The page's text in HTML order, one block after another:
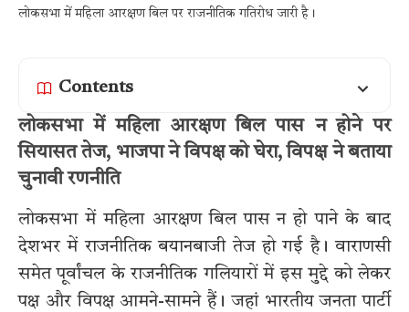
लोकसभा में महिला आरक्षण बिल पर राजनीतिक गतिरोध जारी है।
Contents
लोकसभा में महिला आरक्षण बिल पास न होने पर
सियासत तेज, भाजपा ने विपक्ष को घेरा, विपक्ष ने बताया
चुनावी रणनीति
लोकसभा में महिला आरक्षण बिल पास न हो पाने के बाद
देशभर में राजनीतिक बयानबाजी तेज हो गई है। वाराणसी
समेत पूर्वांचल के राजनीतिक गलियारों में इस मुद्दे को लेकर
पक्ष और विपक्ष आमने-सामने हैं। जहां भारतीय जनता पार्टी